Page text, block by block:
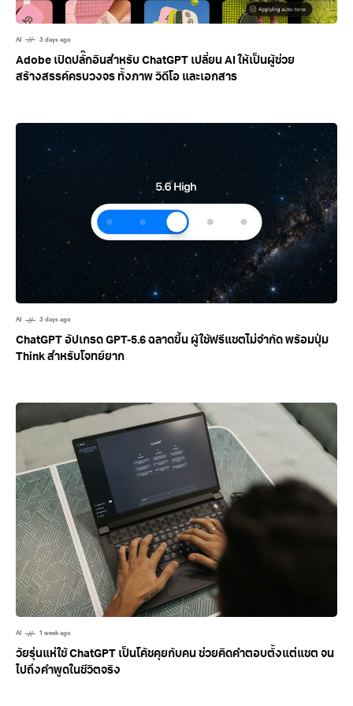
AI 3 days ago
Adobe เปิดปลั๊กอินสำหรับ ChatGPT เปลี่ยน AI ให้เป็นผู้ช่วย
สร้างสรรค์ครบวงจร ทั้งภาพ วิดีโอ และเอกสาร
AI 3 days ago
ChatGPT อัปเกรด GPT-5.6 ฉลาดขึ้น ผู้ใช้ฟรีแชตไม่จำกัด พร้อมปุ่ม
Think สำหรับโจทย์ยาก
AI 1 week ago
วัยรุ่นแห่ใช้ ChatGPT เป็นโค้ชคุยกับคน ช่วยคิดคำตอบตั้งแต่แชต จน
ไปถึงคำพูดในชีวิตจริง